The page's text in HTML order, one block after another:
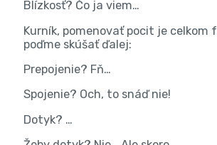
Blízkosť? Čo ja viem…
Kurník, pomenovať pocit je celkom
poďme skúšať ďalej:
Prepojenie? Fň…
Spojenie? Och, to snáď nie!
Dotyk? …